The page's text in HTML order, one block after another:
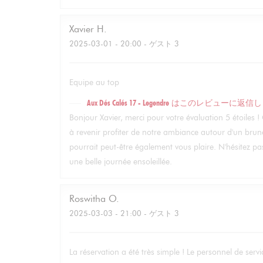
Xavier H
2025-03-01 - 20:00 - ゲスト 3
Equipe au top
Aux Dés Calés 17 - Legendre はこのレビューに返信
Bonjour Xavier, merci pour votre évaluation 5 étoiles
à revenir profiter de notre ambiance autour d'un
pourrait peut-être également vous plaire. N'hésitez
une belle journée ensoleillée.
Roswitha O
2025-03-03 - 21:00 - ゲスト 3
La réservation a été très simple ! Le personnel de